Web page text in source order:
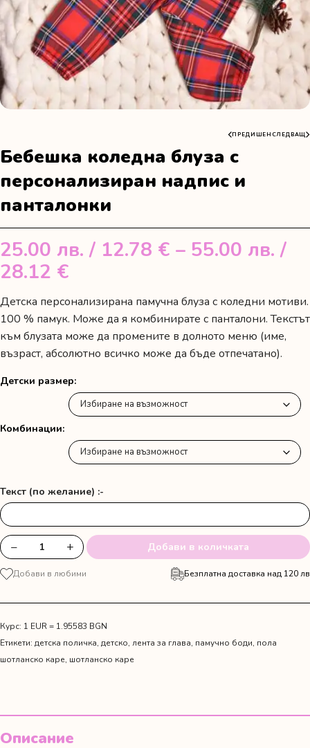
ПРЕДИШЕН СЛЕДВАЩ
Бебешка коледна блуза с
персонализиран надпис и
панталонки
25.00 лв. / 12.78 € – 55.00 лв. /
28.12 €
range:
25.00 лв.
/
12.78 €
through
55.00 лв.
28.12 €
Детска персонализирана памучна блуза с коледни мотиви.
100 % памук. Може да я комбинирате с панталони. Текстът
към блузата може да промените в долното меню (име,
възраст, абсолютно всичко може да бъде отпечатано).
Детски размер
Комбинации
Текст (по желание) :-
количество
за
Бебешка
с
персонализиран
надпис
− + Добави в количката
Добави в любими Безплатна доставка над 120 лв
Курс: 1 EUR = 1.95583 BGN
Етикети: детска поличка, детско, лента за глава, памучно боди, пола
шотланско каре, шотланско каре
Описание